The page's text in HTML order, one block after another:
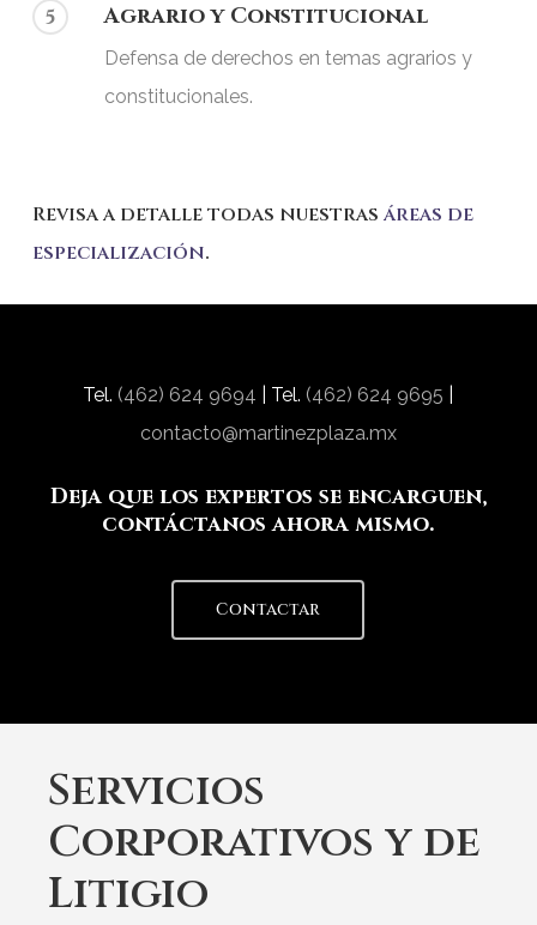
5 Agrario y Constitucional
Defensa de derechos en temas agrarios y
constitucionales.
Revisa a detalle todas nuestras áreas de
especialización.
Tel. (462) 624 9694 | Tel. (462) 624 9695
contacto@martinezplaza.mx
Deja que los expertos se encarguen,
contáctanos ahora mismo.
Contactar
Servicios
Corporativos y de
Litigio